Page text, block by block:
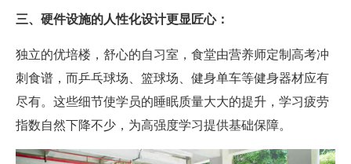
三、硬件设施的人性化设计更显匠心：
独立的优培楼，舒心的自习室，食堂由营养师定制高考冲
刺食谱，而乒乓球场、篮球场、健身单车等健身器材应有
尽有。这些细节使学员的睡眠质量大大的提升，学习疲劳
指数自然下降不少，为高强度学习提供基础保障。